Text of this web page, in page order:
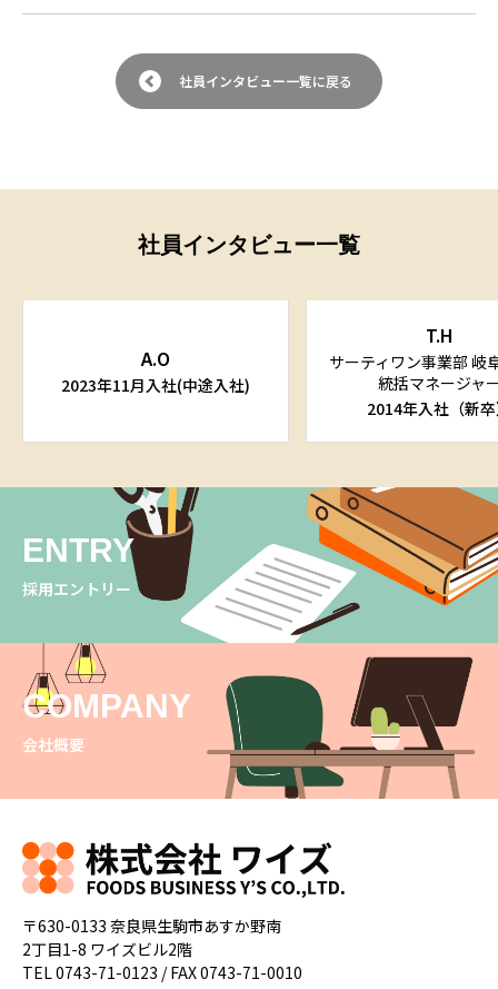
社員インタビュー一覧に戻る
社員インタビュー一覧
A.O
2023年11月入社(中途入社)
T.H
サーティワン事業部 岐
統括マネージャ
2014年入社（新
ENTRY
採用エントリー
COMPANY
会社概要
〒630-0133 奈良県生駒市あすか野南
2丁目1-8 ワイズビル2階
TEL 0743-71-0123 / FAX 0743-71-0010